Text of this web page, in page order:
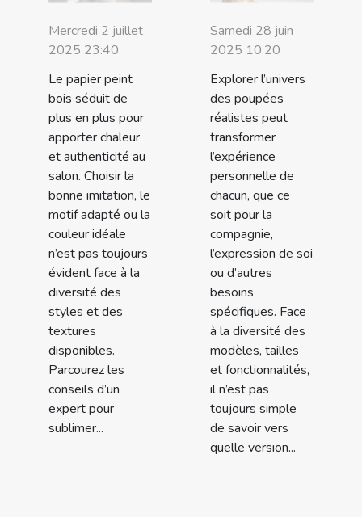
Mercredi 2 juillet
2025 23:40
Le papier peint
bois séduit de
plus en plus pour
apporter chaleur
et authenticité au
salon. Choisir la
bonne imitation, le
motif adapté ou la
couleur idéale
n’est pas toujours
évident face à la
diversité des
styles et des
textures
disponibles.
Parcourez les
conseils d’un
expert pour
sublimer...
Samedi 28 juin
2025 10:20
Explorer l’univers
des poupées
réalistes peut
transformer
l’expérience
personnelle de
chacun, que ce
soit pour la
compagnie,
l’expression de soi
ou d’autres
besoins
spécifiques. Face
à la diversité des
modèles, tailles
et fonctionnalités,
il n’est pas
toujours simple
de savoir vers
quelle version...